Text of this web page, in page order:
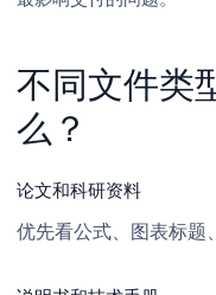
不同文件类
么？
论文和科研资料
优先看公式、图表标题